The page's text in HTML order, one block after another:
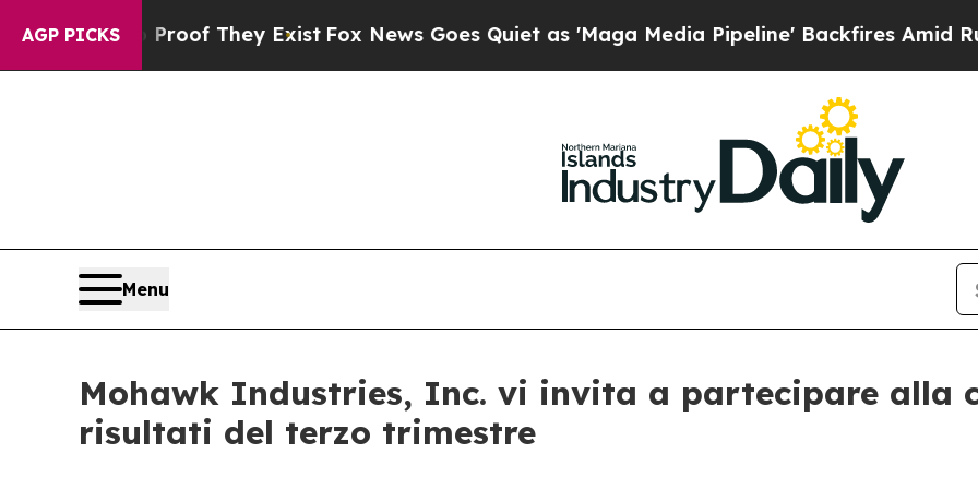
AGP PICKS
no Proof They ExistFox News Goes Quiet as 'Maga Media Pipeline' Backfires Amid Rumors
Menu
Mohawk Industries, Inc. vi invita a partecipare alla
risultati del terzo trimestre